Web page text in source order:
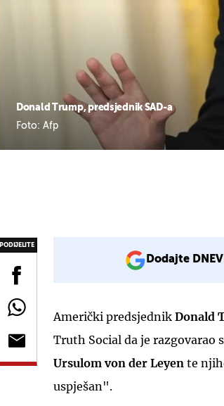
Donald Trump, predsjednik SAD-a
Foto: Afp
PODIJELITE
Dodajte
Američki predsjednik Donald
Truth Social da je razgovarao
Ursulom von der Leyen te
uspješan".